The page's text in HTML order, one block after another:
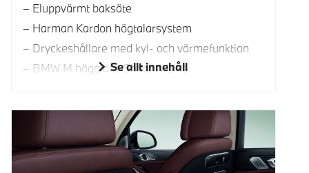
Eluppvärmt baksäte
Harman Kardon högtalarsystem
Dryckeshållare med kyl- och värmefunktion
BMW M högglans Shadow Line
Se allt innehåll